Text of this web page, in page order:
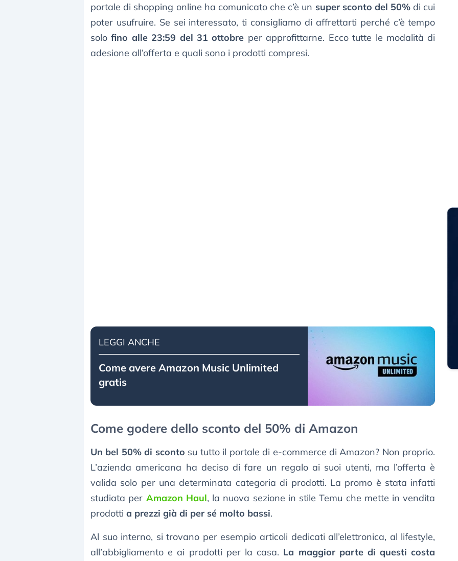
portale di shopping online ha comunicato che c’è un super sconto del 50% di cui
poter usufruire. Se sei interessato, ti consigliamo di affrettarti perché c’è tempo
solofino alle 23:59 del 31 ottobre per approfittarne. Ecco tutte le modalità di
adesione all’offerta e quali sono i prodotti compresi.
LEGGI ANCHE
Come avere Amazon Music Unlimited
gratis
Come godere dello sconto del 50% di Amazon
Un bel 50% di sconto su tutto il portale di e-commerce di Amazon? Non proprio.
L’azienda americana ha deciso di fare un regalo ai suoi utenti, ma l’offerta è
valida solo per una determinata categoria di prodotti. La promo è stata infatti
studiata per Amazon Haul, la nuova sezione in stile Temu che mette in vendita
prodotti a prezzi già di per sé molto bassi.
Al suo interno, si trovano per esempio articoli dedicati all’elettronica, al lifestyle,
all’abbigliamento e ai prodotti per la casa. La maggior parte di questi costa